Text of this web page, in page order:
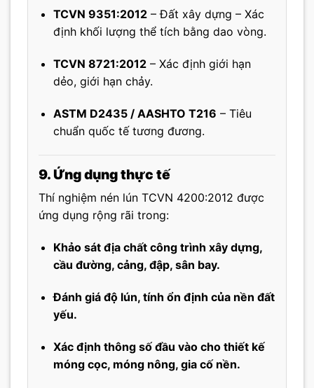
TCVN 9351:2012– Đất xây dựng – Xác
định khối lượng thể tích bằng dao vòng.
TCVN 8721:2012– Xác định giới hạn
dẻo, giới hạn chảy.
ASTM D2435 / AASHTO T216 – Tiêu
chuẩn quốc tế tương đương.
9. Ứng dụng thực tế
Thí nghiệm nén lún TCVN 4200:2012 được
ứng dụng rộng rãi trong:
Khảo sát địa chất công trình xây dựng,
cầu đường, cảng, đập, sân bay.
Đánh giá độ lún, tính ổn định của nền đất
yếu.
Xác định thông số đầu vào cho thiết kế
móng cọc, móng nông, gia cố nền.